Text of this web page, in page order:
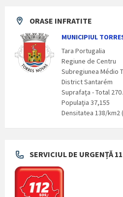
ORASE INFRATITE
MUNICIPIUL
Tara Portugalia
Regiune de Centru
Subregiunea Médio
District Santarém
Suprafaţa - Total
Populaţia 37,155
Densitatea 138/km2
SERVICIUL DE URGENȚĂ